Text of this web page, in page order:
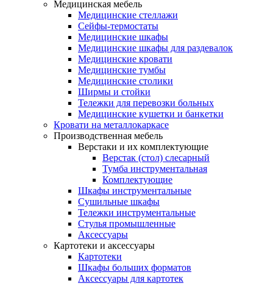
Медицинская мебель
Медицинские стеллажи
Сейфы-термостаты
Медицинские шкафы
Медицинские шкафы для раздевалок
Медицинские кровати
Медицинские тумбы
Медицинские столики
Ширмы и стойки
Тележки для перевозки больных
Медицинские кушетки и банкетки
Кровати на металлокаркасе
Производственная мебель
Верстаки и их комплектующие
Верстак (стол) слесарный
Тумба инструментальная
Комплектующие
Шкафы инструментальные
Сушильные шкафы
Тележки инструментальные
Стулья промышленные
Аксессуары
Картотеки и аксессуары
Картотеки
Шкафы больших форматов
Аксессуары для картотек